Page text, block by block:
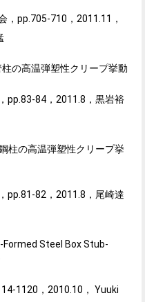
，pp.705-710，2011.11，
の高温弾塑性クリープ挙動
pp.83-84，2011.8， 黒岩裕
柱の高温弾塑性クリープ挙
pp.81-82，2011. 8， 尾崎達
Steel Box Stub-
1120，2010.10， Yuuki